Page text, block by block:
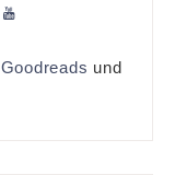
Goodreads und